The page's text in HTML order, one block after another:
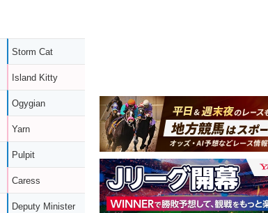
Storm Cat
Island Kitty
Ogygian
Yarn
Pulpit
Caress
Deputy Minister